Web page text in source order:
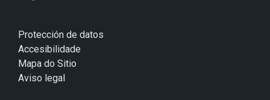
Protección de datos
Accesibilidade
Mapa do Sitio
Aviso legal